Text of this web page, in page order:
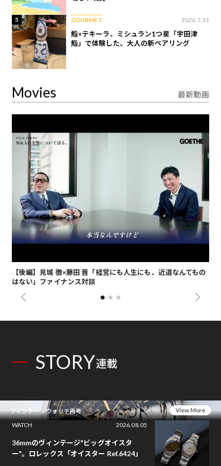
5 GOURMET 2026.7.31
鮨×テキーラ、ミシュラン1つ星「宇田津
鮨」で体験した、大人の新ペアリング
Movies 最新動画
【後編】見城 徹×藤田 晋「経営にも人生にも、近道なんてもの
はない」ファイナンス対談
STORY連載
ヴィンテージウォッチ再考
View More
WATCH
2026.08.05
36mmのヴィンテージ"ビッグオイスタ
ー"。ロレックス「オイスター Ref.6424」